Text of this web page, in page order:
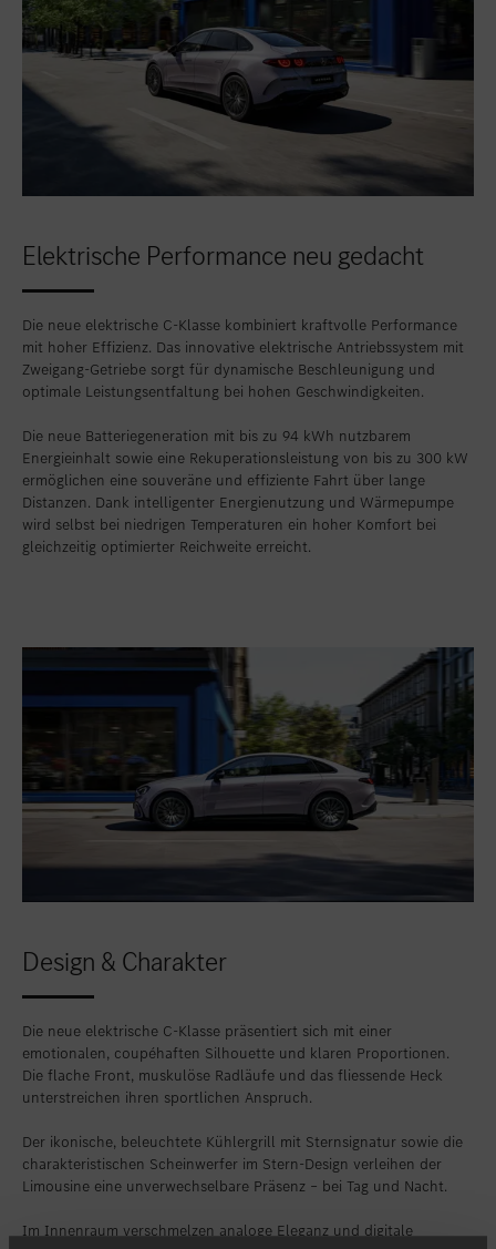
Elektrische Performance neu gedacht
Die neue elektrische C-Klasse kombiniert kraftvolle Performance
mit hoher Effizienz. Das innovative elektrische Antriebssystem mit
Zweigang-Getriebe sorgt für dynamische Beschleunigung und
optimale Leistungsentfaltung bei hohen Geschwindigkeiten.
Die neue Batteriegeneration mit bis zu 94 kWh nutzbarem
Energieinhalt sowie eine Rekuperationsleistung von bis zu 300 kW
ermöglichen eine souveräne und effiziente Fahrt über lange
Distanzen. Dank intelligenter Energienutzung und Wärmepumpe
wird selbst bei niedrigen Temperaturen ein hoher Komfort bei
gleichzeitig optimierter Reichweite erreicht.
Design & Charakter
Die neue elektrische C-Klasse präsentiert sich mit einer
emotionalen, coupéhaften Silhouette und klaren Proportionen.
Die flache Front, muskulöse Radläufe und das fliessende Heck
unterstreichen ihren sportlichen Anspruch.
Der ikonische, beleuchtete Kühlergrill mit Sternsignatur sowie die
charakteristischen Scheinwerfer im Stern-Design verleihen der
Limousine eine unverwechselbare Präsenz – bei Tag und Nacht.
Im Innenraum verschmelzen analoge Eleganz und digitale